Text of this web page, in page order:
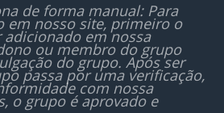
de forma manual: Para
em nosso site, primeiro o
em nossa
ou membro do grupo
do grupo. Após ser
passa por uma verificação,
com nossa
o grupo é aprovado e